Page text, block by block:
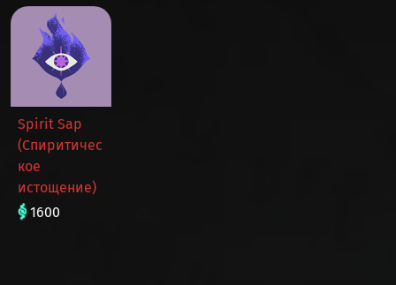
Spirit Sap
(Спиритичес
кое
истощение)
1600